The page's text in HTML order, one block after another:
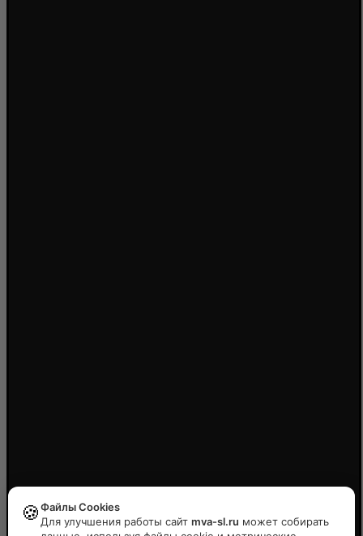
🍪Файлы Cookies
Для улучшения работы сайт mva-sl.ru может собирать